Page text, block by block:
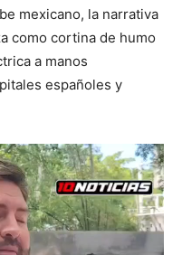
mexicano, la narrativa
como cortina de humo
a manos
españoles y